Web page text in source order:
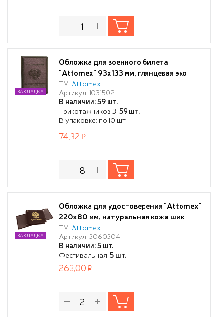
Обложка для военного билета
"Attomex" 93x133 мм, глянцевая эко
кожа, коричневая пухлая, с конгревным
тиснением, с ПВХ клапанами,
индивидуальная упаковка
ТМ: Attomex
Артикул: 1031502
В наличии: 59 шт.
Трикотажников 3:59 шт.
В упаковке: по 10 шт
ЗАКЛАДКА
74,32
Обложка для удостоверения "Attomex"
220x80 мм, натуральная кожа шик
гладкая, прозрачные ПВХ клапаны,
тиснение золотистой фольгой,
коричневая, индивидуальная упаковка
ТМ: Attomex
Артикул: 3060304
В наличии: 5 шт.
Фестивальная:5 шт.
ЗАКЛАДКА
263,00